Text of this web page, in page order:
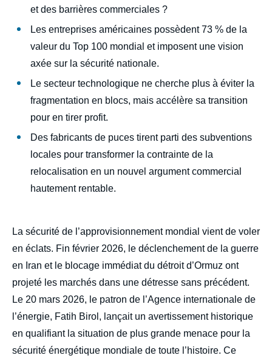
et des barrières commerciales ?
Les entreprises américaines possèdent 73 % de la
valeur du Top 100 mondial et imposent une vision
axée sur la sécurité nationale.
Le secteur technologique ne cherche plus à éviter la
fragmentation en blocs, mais accélère sa transition
pour en tirer profit.
Des fabricants de puces tirent parti des subventions
locales pour transformer la contrainte de la
relocalisation en un nouvel argument commercial
hautement rentable.
La sécurité de l’approvisionnement mondial vient de voler
en éclats. Fin février 2026, le déclenchement de la guerre
en Iran et le blocage immédiat du détroit d’Ormuz ont
projeté les marchés dans une détresse sans précédent.
Le 20 mars 2026, le patron de l’Agence internationale de
l’énergie, Fatih Birol, lançait un avertissement historique
en qualifiant la situation de plus grande menace pour la
sécurité énergétique mondiale de toute l’histoire. Ce